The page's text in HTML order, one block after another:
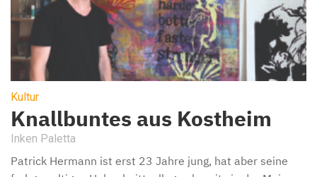
Kultur
Knallbuntes aus Kostheim
Inken Paletta
Patrick Hermann ist erst 23 Jahre jung, hat aber seine